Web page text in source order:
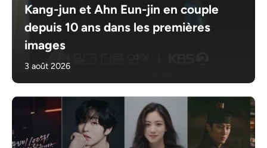
Kang-jun et Ahn Eun-jin en couple
depuis 10 ans dans les premières
images
3 août 2026